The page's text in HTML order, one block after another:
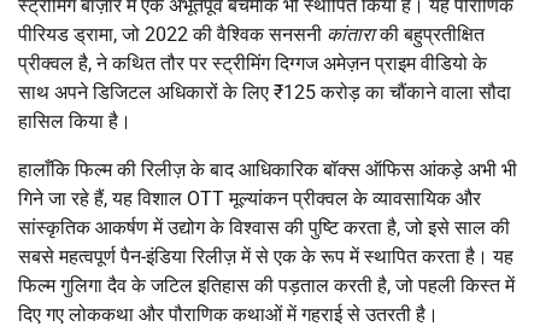
स्ट्रीमिंग बाज़ार में एक अभूतपूर्व बेंचमार्क भी स्थापित किया है। यह पौराणिक
पीरियड ड्रामा, जो 2022 की वैश्विक सनसनी कांताराकी बहुप्रतीक्षित
प्रीक्वल है, ने कथित तौर पर स्ट्रीमिंग दिग्गज अमेज़न प्राइम वीडियो के
साथ अपने डिजिटल अधिकारों के लिए ₹125 करोड़ का चौंकाने वाला सौदा
हासिल किया है।
हालाँकि फिल्म की रिलीज़ के बाद आधिकारिक बॉक्स ऑफिस आंकड़े अभी भी
गिने जा रहे हैं, यह विशाल OTT मूल्यांकन प्रीक्वल के व्यावसायिक और
सांस्कृतिक आकर्षण में उद्योग के विश्वास की पुष्टि करता है, जो इसे साल की
सबसे महत्वपूर्ण पैन-इंडिया रिलीज़ में से एक के रूप में स्थापित करता है। यह
फिल्म गुलिगा दैव के जटिल इतिहास की पड़ताल करती है, जो पहली किस्त में
दिए गए लोककथा और पौराणिक कथाओं में गहराई से उतरती है।